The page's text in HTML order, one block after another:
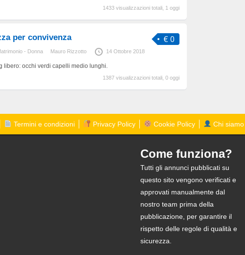
1433 visualizzazioni totali, 1 oggi
€ 0
per convivenza
- Donna Mauro Rizzotto 14 Ottobre 2018
libero: occhi verdi capelli medio lunghi.
1387 visualizzazioni totali, 0 oggi
Termini e condizioni Privacy Policy Cookie Policy Chi siamo
Come funziona?
Tutti gli annunci pubblicati su
questo sito vengono verificati e
approvati manualmente dal
nostro team prima della
pubblicazione, per garantire il
rispetto delle regole di qualità e
sicurezza.